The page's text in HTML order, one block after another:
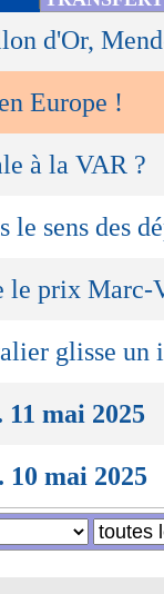
d'Or,
Europe !
à la VAR ?
le sens des
le prix Marc-
glisse un
mai 2025
10 mai 2025